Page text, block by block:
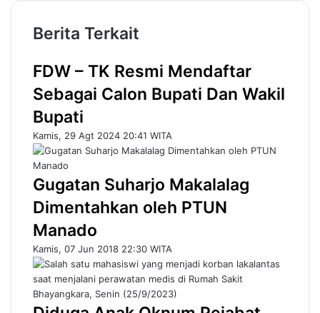
Berita Terkait
FDW – TK Resmi Mendaftar
Sebagai Calon Bupati Dan Wakil
Bupati
Kamis, 29 Agt 2024 20:41 WITA
Gugatan Suharjo Makalalag
Dimentahkan oleh PTUN
Manado
Kamis, 07 Jun 2018 22:30 WITA